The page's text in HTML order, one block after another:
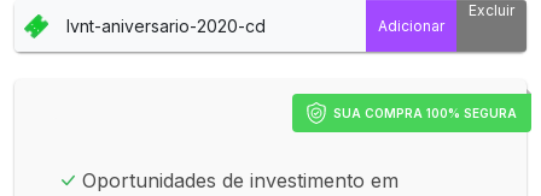
Excluir
SUA COMPRA 100% SEGURA
Oportunidades de investimento em